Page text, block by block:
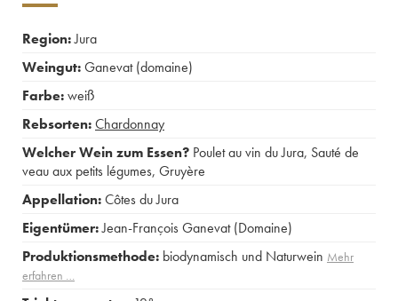
Region:Jura
Weingut:Ganevat (domaine)
Farbe:weiß
Rebsorten:Chardonnay
Welcher Wein zum Essen? Poulet au vin du Jura, Sauté de
veau aux petits légumes, Gruyère
Appellation:Côtes du Jura
Eigentümer:Jean-François Ganevat (Domaine)
Produktionsmethode: biodynamisch und Naturwein Mehr
erfahren …